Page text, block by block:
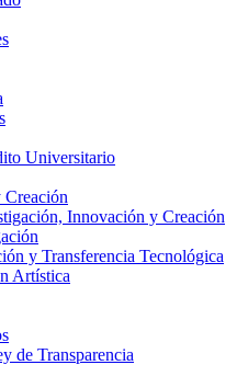
Universitario
Innovación y Creación
y Transferencia Tecnológica
Artística
de Transparencia